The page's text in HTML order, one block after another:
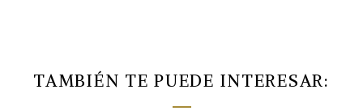
TAMBIÉN TE PUEDE INTERESAR: